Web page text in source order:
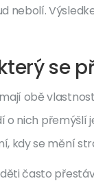
nebolí.
se
obě
o nich přemýšlí
kdy se mění
často